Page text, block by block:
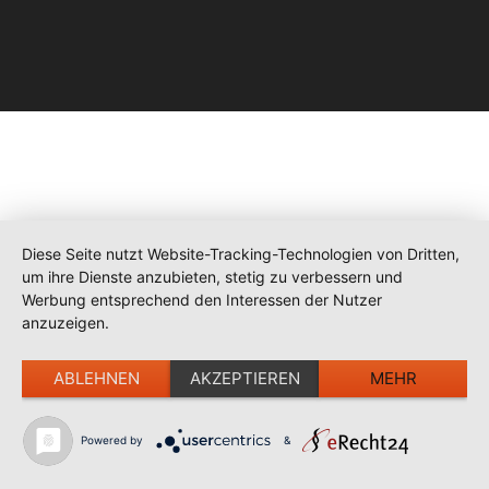
Diese Seite nutzt Website-Tracking-Technologien von Dritten,
um ihre Dienste anzubieten, stetig zu verbessern und
Werbung entsprechend den Interessen der Nutzer
anzuzeigen.
ABLEHNEN AKZEPTIEREN MEHR
Powered by &